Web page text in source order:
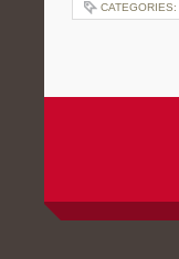
CATEGORIES: